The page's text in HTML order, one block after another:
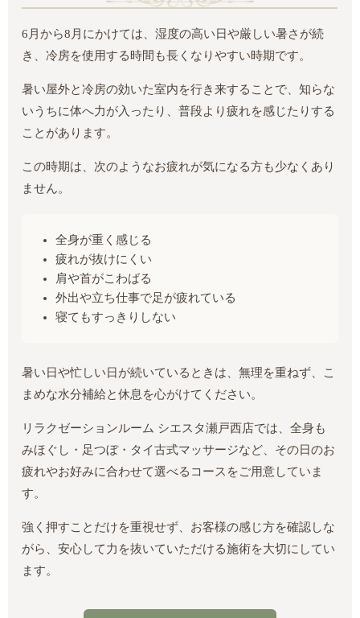
6月から8月にかけては、湿度の高い日や厳しい暑さが続
き、冷房を使用する時間も長くなりやすい時期です。
暑い屋外と冷房の効いた室内を行き来することで、知らな
いうちに体へ力が入ったり、普段より疲れを感じたりする
ことがあります。
この時期は、次のようなお疲れが気になる方も少なくあり
ません。
全身が重く感じる
疲れが抜けにくい
肩や首がこわばる
外出や立ち仕事で足が疲れている
寝てもすっきりしない
暑い日や忙しい日が続いているときは、無理を重ねず、こ
まめな水分補給と休息を心がけてください。
リラクゼーションルーム シエスタ瀬戸西店では、全身も
みほぐし・足つぼ・タイ古式マッサージなど、その日のお
疲れやお好みに合わせて選べるコースをご用意していま
す。
強く押すことだけを重視せず、お客様の感じ方を確認しな
がら、安心して力を抜いていただける施術を大切にしてい
ます。